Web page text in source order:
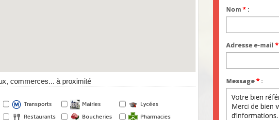
commerces... à proximité
Transports Mairies
Lycées
Restaurants
Boucheries Pharmacies
Nom* :
Adresse e-mail*
Message* :